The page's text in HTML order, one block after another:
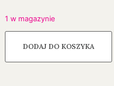
1 w magazynie
DODAJ DO KOSZYKA